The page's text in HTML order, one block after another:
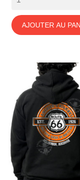
AJOUTER AU